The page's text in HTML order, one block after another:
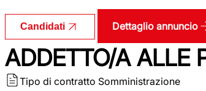
Candidati Dettaglio annuncio
ADDETTO/A ALLE
Tipo di contratto Somministrazione